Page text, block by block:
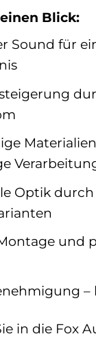
Blick:
Sound für
Optik
und
in die Fox